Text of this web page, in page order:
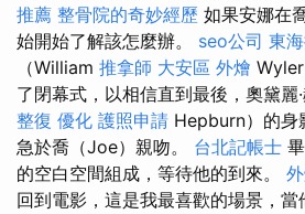
推薦 整骨院的奇妙經歷 如果安娜在
始開始了解該怎麼辦。 seo公司 東
（William 推拿師 大安區 外燴
了閉幕式，以相信直到最後，奧黛麗
整復 優化 護照申請 Hepburn）的身
急於喬（Joe）親吻。 台北記帳士
的空白空間組成，等待他的到來。
回到電影，這是我最喜歡的場景，